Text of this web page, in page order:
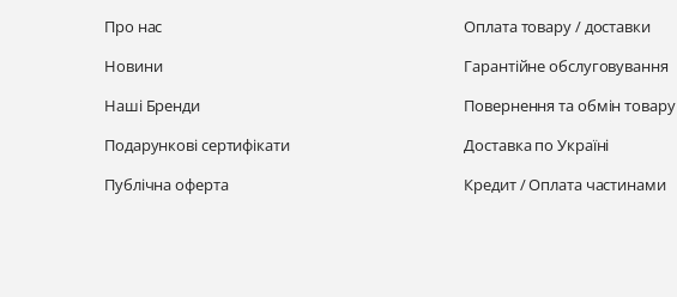
Про нас
Новини
Наші Бренди
Подарункові сертифікати
Публічна оферта
Оплата товару / доставки
Гарантійне обслуговування
Повернення та обмін товару
Доставка по Україні
Кредит / Оплата частинами